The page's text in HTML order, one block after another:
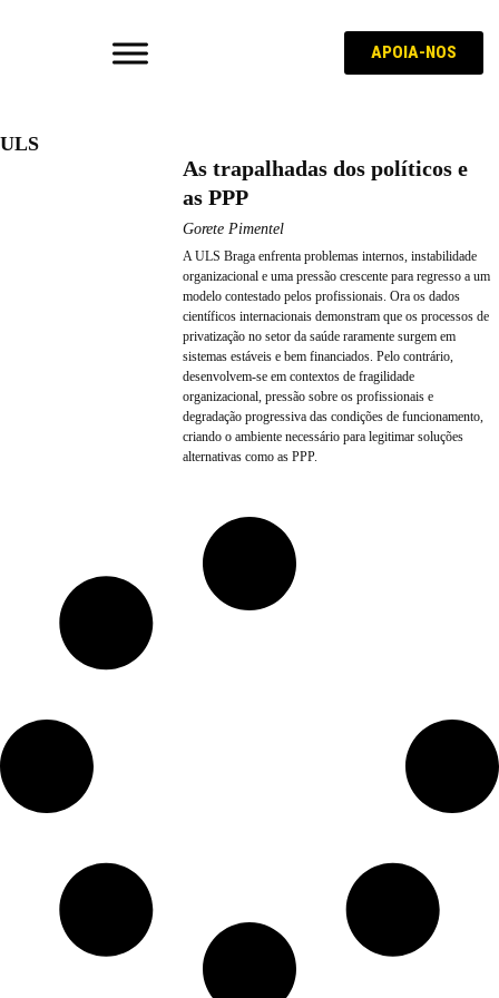
APOIA-NOS
ULS
As trapalhadas dos políticos e
as PPP
Gorete Pimentel
A ULS Braga enfrenta problemas internos, instabilidade
organizacional e uma pressão crescente para regresso a um
modelo contestado pelos profissionais. Ora os dados
científicos internacionais demonstram que os processos de
privatização no setor da saúde raramente surgem em
sistemas estáveis e bem financiados. Pelo contrário,
desenvolvem-se em contextos de fragilidade
organizacional, pressão sobre os profissionais e
degradação progressiva das condições de funcionamento,
criando o ambiente necessário para legitimar soluções
alternativas como as PPP.